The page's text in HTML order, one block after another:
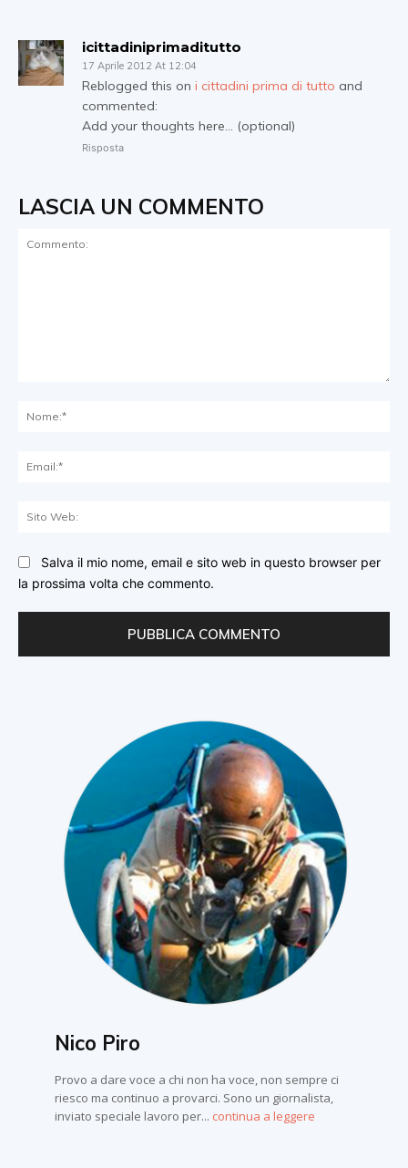
icittadiniprimaditutto
17 Aprile 2012 At 12:04
Reblogged this on i cittadini prima di tutto and
commented:
Add your thoughts here… (optional)
Risposta
LASCIA UN COMMENTO
Salva il mio nome, email e sito web in questo browser per
la prossima volta che commento.
Nico Piro
Provo a dare voce a chi non ha voce, non sempre ci
riesco ma continuo a provarci. Sono un giornalista,
inviato speciale lavoro per... continua a leggere